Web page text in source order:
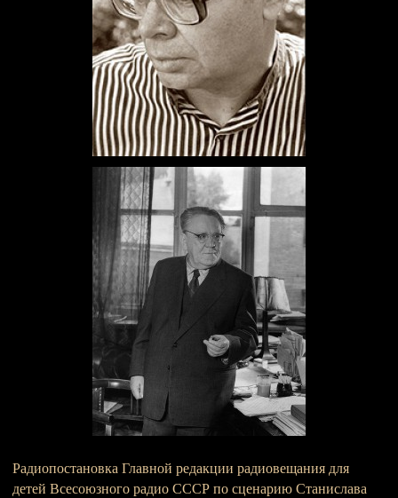
Радиопостановка Главной редакции радиовещания для
детей Всесоюзного радио СССР по сценарию Станислава